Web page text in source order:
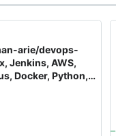
arie/devops-
Jenkins, AWS,
Docker, Python,